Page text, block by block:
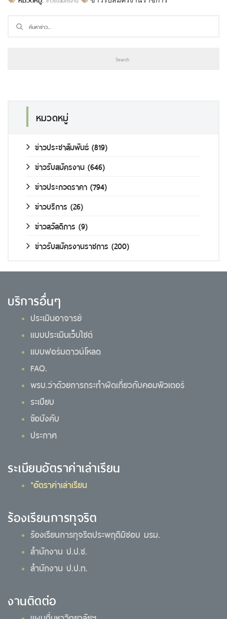
หมวดหมู่
ข่าวประชาสัมพันธ์ (819)
ข่าวรับสมัครงาน (646)
ข่าวประกวดราคา (794)
ข่าวบริการ (26)
ข่าวสวัสดิการ (9)
ข่าวรับสมัครงานราชการ (200)
บริการอื่นๆ
ประเมินอาจารย์
แบบประเมินเว็บไซต์
แบบฟอร์มดาวน์โหลด
FAQ.
พรบ.ว่าด้วยการกระทำผิดเกี่ยวกับคอมพิวเตอร์
ระเบียบ
ข้อบังคับ
ประกาศ
ระเบียบอัตราค่าเล่าเรียน
*อัตราค่าเล่าเรียน
ร้องเรียนการทุจริต
ร้องเรียนการทุจริตประพฤติมิชอบ มรม.
สำนักงาน ป.ป.ช.
สำนักงาน ป.ป.ท.
งานติดต่อ